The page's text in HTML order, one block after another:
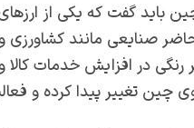
باید گفت که یکی از
صنایعی مانند
در افزایش خدمات